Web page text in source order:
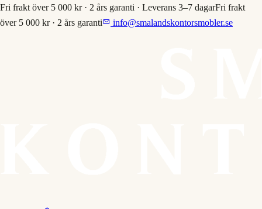
Fri frakt över 5 000 kr · 2 års garanti · Leverans 3–7 dagarFri frakt
över 5 000 kr · 2 års garanti
info@smalandskontorsmobler.se